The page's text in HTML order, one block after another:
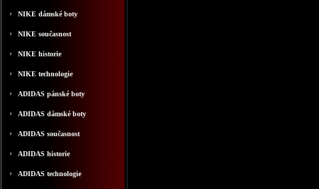
NIKE dámské boty
NIKE současnost
NIKE historie
NIKE technologie
ADIDAS pánské boty
ADIDAS dámské boty
ADIDAS současnost
ADIDAS historie
ADIDAS technologie